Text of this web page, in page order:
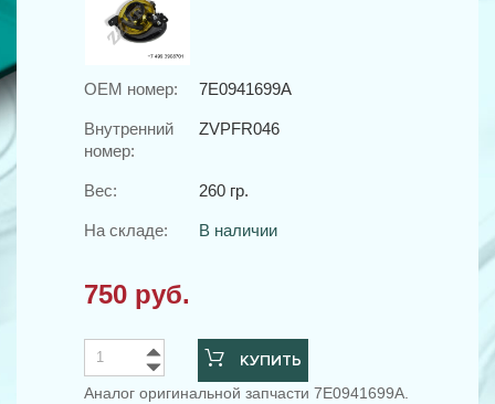
OEM номер: 7E0941699A
Внутренний
номер:
ZVPFR046
Вес: 260 гр.
На складе: В наличии
750 руб.
КУПИТЬ
Аналог оригинальной запчасти 7E0941699A.